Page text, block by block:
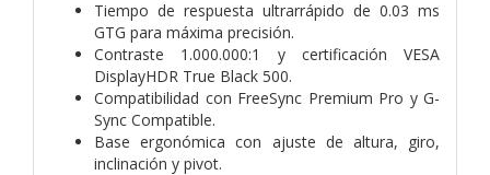
Tiempo de respuesta ultrarrápido de 0.03 ms
GTG para máxima precisión.
Contraste 1.000.000:1 y certificación VESA
DisplayHDR True Black 500.
Compatibilidad con FreeSync Premium Pro y G-
Sync Compatible.
Base ergonómica con ajuste de altura, giro,
inclinación y pivot.